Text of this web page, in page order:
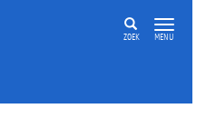
ZOEK MENU